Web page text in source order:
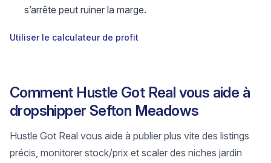
s’arrête peut ruiner la marge.
Utiliser le calculateur de profit
Comment Hustle Got Real vous aide à
dropshipper Sefton Meadows
Hustle Got Real vous aide à publier plus vite des listings
précis, monitorer stock/prix et scaler des niches jardin